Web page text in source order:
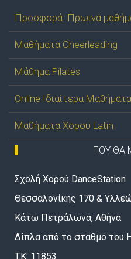
Προσφορά: Πρωινά
Μαθήματα Cheerleading
Μάθημα Pilates
Online Ιδιαίτερα Μαθήματα
Μαθήματα Χορού Latin
ΠΟΥ ΘΑ
Σχολή Χορού DanceStation
Θεσσαλονίκης 170 &
Κάτω Πετράλωνα, Αθήνα
Δίπλα από το σταθμό του
T.K: 11853